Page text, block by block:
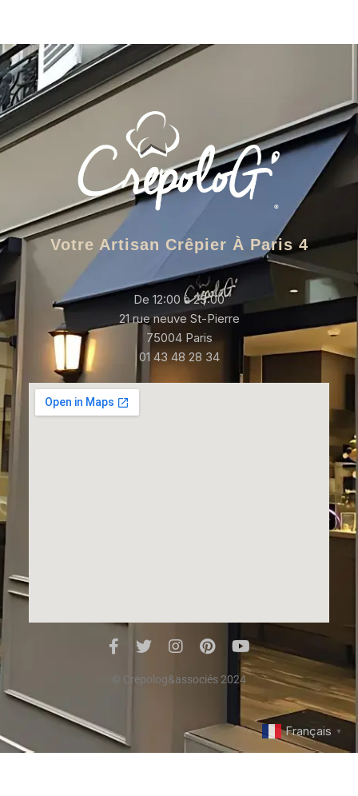
Votre Artisan Crêpier À Paris 4
De 12:00 à 23:00
21 rue neuve St-Pierre
75004 Paris
01 43 48 28 34
© Crepolog&associés 2024
Français ▼